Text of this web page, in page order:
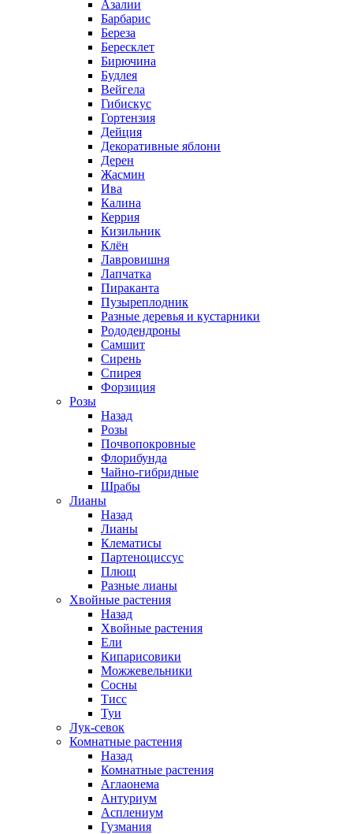
Азалии
Барбарис
Береза
Бересклет
Бирючина
Будлея
Вейгела
Гибискус
Гортензия
Дейция
Декоративные яблони
Дерен
Жасмин
Ива
Калина
Керрия
Кизильник
Клён
Лавровишня
Лапчатка
Пираканта
Пузыреплодник
Разные деревья и кустарники
Рододендроны
Самшит
Сирень
Спирея
Форзиция
Розы
Назад
Розы
Почвопокровные
Флорибунда
Чайно-гибридные
Шрабы
Лианы
Назад
Лианы
Клематисы
Партеноциссус
Плющ
Разные лианы
Хвойные растения
Назад
Хвойные растения
Ели
Кипарисовики
Можжевельники
Сосны
Тисс
Туи
Лук-севок
Комнатные растения
Назад
Комнатные растения
Аглаонема
Антуриум
Асплениум
Гузмания